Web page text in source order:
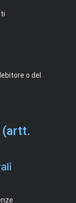
o del
(artt.